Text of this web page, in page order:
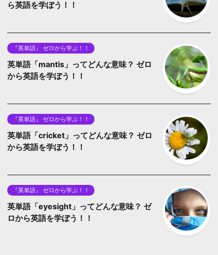
ら英語を学ぼう！！
『英単語』 ゼロから学ぶ！！
英単語「mantis」ってどんな意味？ ゼロ
から英語を学ぼう！！
『英単語』 ゼロから学ぶ！！
英単語「cricket」ってどんな意味？ ゼロ
から英語を学ぼう！！
『英単語』 ゼロから学ぶ！！
英単語「eyesight」ってどんな意味？ ゼ
ロから英語を学ぼう！！